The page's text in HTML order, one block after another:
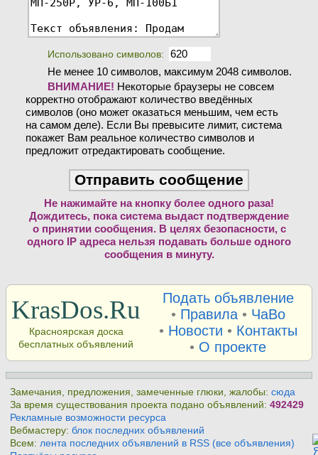
Использовано символов:
Не менее 10 символов, максимум 2048 символов.
ВНИМАНИЕ! Некоторые браузеры не совсем
корректно отображают количество введённых
символов (оно может оказаться меньшим, чем есть
на самом деле). Если Вы превысите лимит, система
покажет Вам реальное количество символов и
предложит отредактировать сообщение.
Не нажимайте на кнопку более одного раза!
Дождитесь, пока система выдаст подтверждение
о принятии сообщения. В целях безопасности, с
одного IP адреса нельзя подавать больше одного
сообщения в минуту.
KrasDos.Ru
Красноярская доска
бесплатных объявлений
Подать объявление
• Правила• ЧаВо
• Новости • Контакты
• О проекте
Замечания, предложения, замеченные глюки, жалобы:сюда
За время существования проекта подано объявлений:492429
Рекламные возможности ресурса
Вебмастеру:блок последних объявлений
Всем:лента последних объявлений в RSS (все объявления)